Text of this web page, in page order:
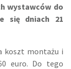
wystawców do
się dniach 21
koszt montażu i
euro. Do tego